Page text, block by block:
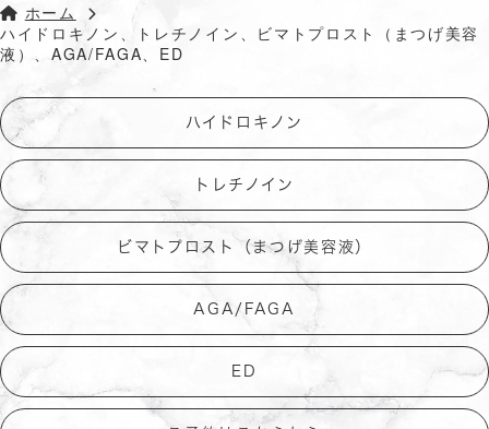
ホーム
ハイドロキノン、トレチノイン、ビマトプロスト（まつげ美容
液）、AGA/FAGA、ED
ハイドロキノン
トレチノイン
ビマトプロスト（まつげ美容液）
AGA/FAGA
ED